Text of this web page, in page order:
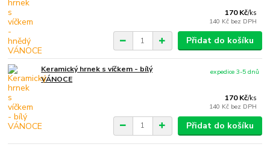
170 Kč/ks
140 Kč bez DPH
Přidat do košíku
Keramický hrnek s víčkem - bílý
VÁNOCE
170 Kč/ks
140 Kč bez DPH
expedice 3-5 dnů
Přidat do košíku